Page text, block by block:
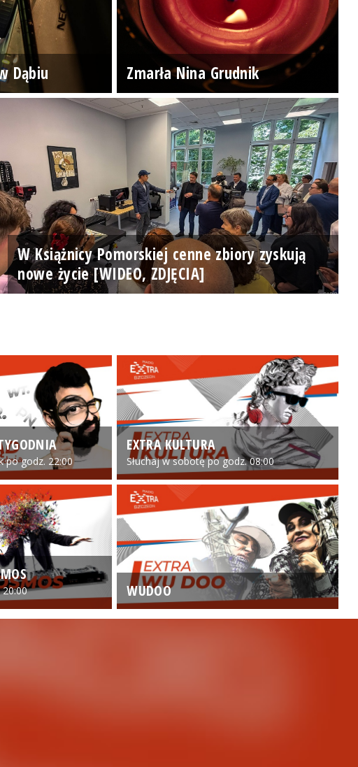
Dąbiu Zmarła Nina Grudnik
W Książnicy Pomorskiej cenne zbiory zyskują
nowe życie [WIDEO, ZDJĘCIA]
po godz. 22:00
EXTRA KULTURA
Słuchaj w sobotę po godz. 08:00
WUDOO